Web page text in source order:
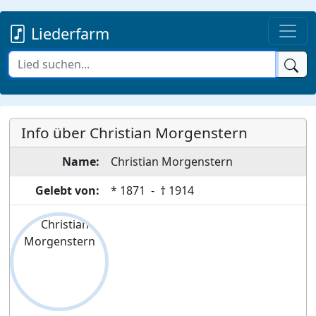
Liederfarm
Info über Christian Morgenstern
Name: Christian Morgenstern
Gelebt von:
* 1871 - † 1914